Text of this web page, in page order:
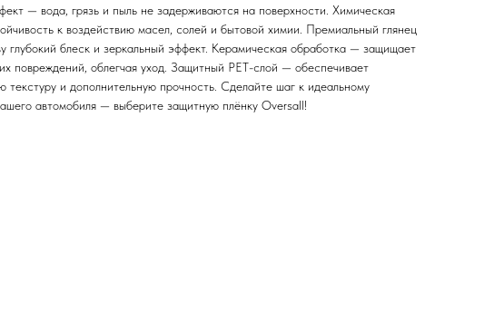
— вода, грязь и пыль не задерживаются на поверхности. Химическая
к воздействию масел, солей и бытовой химии. Премиальный глянец
глубокий блеск и зеркальный эффект. Керамическая обработка — защищает
повреждений, облегчая уход. Защитный PET-слой — обеспечивает
текстуру и дополнительную прочность. Сделайте шаг к идеальному
автомобиля — выберите защитную плёнку Oversall!